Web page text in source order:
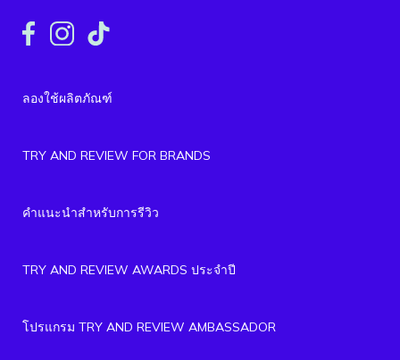
ลองใช้ผลิตภัณฑ์
TRY AND REVIEW FOR BRANDS
คำแนะนำสำหรับการรีวิว
TRY AND REVIEW AWARDS ประจำปี
โปรแกรม TRY AND REVIEW AMBASSADOR